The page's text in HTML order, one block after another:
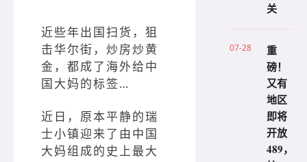
近些年出国扫货，狙
击华尔街，炒房炒黄
金，都成了海外给中
国大妈的标签…
近日，原本平静的瑞
士小镇迎来了由中国
大妈组成的史上最大
关
07-28
重
磅！
又有
地区
即将
开放
489，